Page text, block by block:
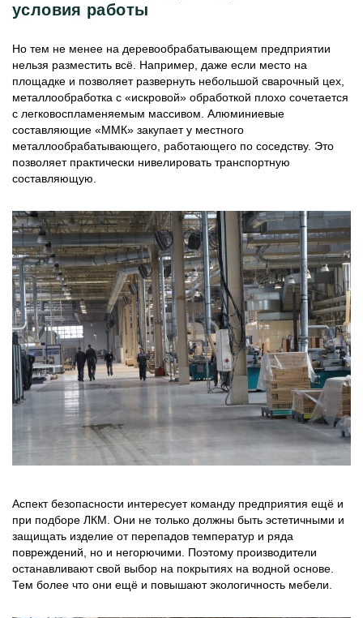
условия работы
Но тем не менее на деревообрабатывающем предприятии
нельзя разместить всё. Например, даже если место на
площадке и позволяет развернуть небольшой сварочный цех,
металлообработка с «искровой» обработкой плохо сочетается
с легковоспламеняемым массивом. Алюминиевые
составляющие «ММК» закупает у местного
металлообрабатывающего, работающего по соседству. Это
позволяет практически нивелировать транспортную
составляющую.
Аспект безопасности интересует команду предприятия ещё и
при подборе ЛКМ. Они не только должны быть эстетичными и
защищать изделие от перепадов температур и ряда
повреждений, но и негорючими. Поэтому производители
останавливают свой выбор на покрытиях на водной основе.
Тем более что они ещё и повышают экологичность мебели.